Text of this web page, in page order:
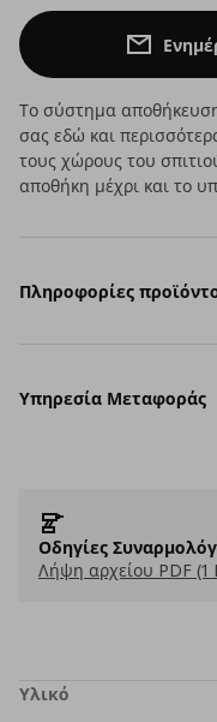
Το σύστημα
σας εδώ και
τους χώρους του
αποθήκη μέχρι και το
Πληροφορίες
Υπηρεσία Μεταφοράς
Οδηγίες
Λήψη αρχείου PDF (1
Υλικό